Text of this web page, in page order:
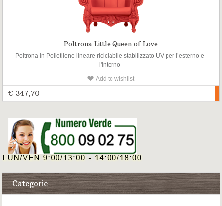
Poltrona Little Queen of Love
Poltrona in Polietilene lineare riciclabile stabilizzato UV per l’esterno e
l'interno
Add to wishlist
€ 347,70
Categorie